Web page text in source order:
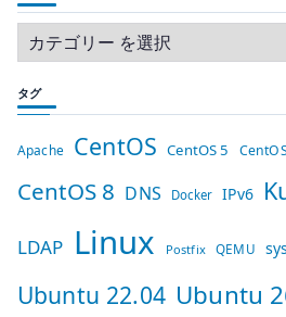
タグ
Apache CentOS CentOS 5
CentOS 8 DNS Docker IPv6
LDAP Linux Postfix QEMU
Ubuntu 22.04 Ubuntu